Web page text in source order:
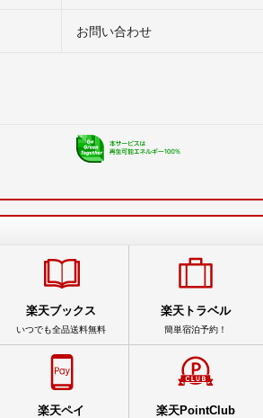
お問い合わせ
楽天ブックス
いつでも全品送料無料
楽天トラベル
簡単宿泊予約！
楽天ペイ 楽天PointClub